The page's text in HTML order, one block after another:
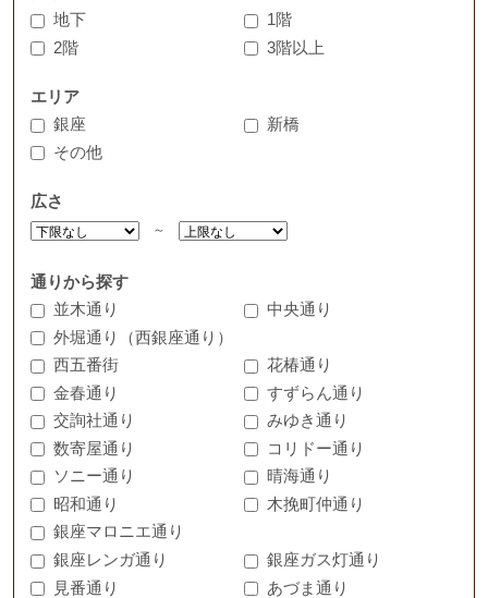
地下
1階
2階
3階以上
エリア
銀座
新橋
その他
広さ
～
通りから探す
並木通り
中央通り
外堀通り（西銀座通り）
西五番街
花椿通り
金春通り
すずらん通り
交詢社通り
みゆき通り
数寄屋通り
コリドー通り
ソニー通り
晴海通り
昭和通り
木挽町仲通り
銀座マロニエ通り
銀座レンガ通り
銀座ガス灯通り
見番通り
あづま通り